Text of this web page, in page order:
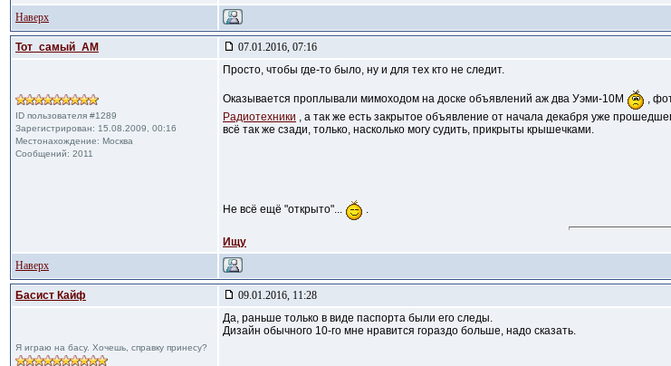
Наверх
Тот_самый_АМ 07.01.2016, 07:16
ID пользователя #1289
Зарегистрирован: 15.08.2009, 00:16
Местонахождение: Москва
Сообщений: 2011
Просто, чтобы где-то было, ну и для тех кто не следит.
Оказывается проплывали мимоходом на доске объявлений аж два Уэми-10М ,
Радиотехники , а так же есть закрытое объявление от начала декабря уже
всё так же сзади, только, насколько могу судить, прикрыты крышечками.
Не всё ещё "открыто"... .
Ищу
Наверх
Басист Кайф 09.01.2016, 11:28
Я играю на басу. Хочешь, справку принесу?
Да, раньше только в виде паспорта были его следы.
Дизайн обычного 10-го мне нравится гораздо больше, надо сказать.